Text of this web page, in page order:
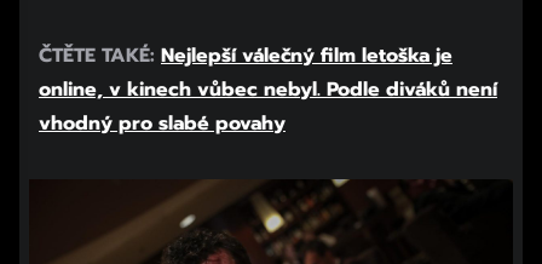
ČTĚTE TAKÉ: Nejlepší válečný film letoška je
online, v kinech vůbec nebyl. Podle diváků není
vhodný pro slabé povahy